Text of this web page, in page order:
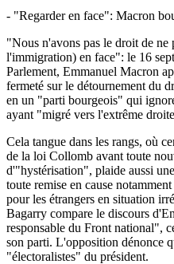
- "Regarder en face": Macron
"Nous n'avons pas le droit de ne
l'immigration) en face": le 16
Parlement, Emmanuel Macron
fermeté sur le détournement du
en un "parti bourgeois" qui
ayant "migré vers l'extrême
Cela tangue dans les rangs, où
de la loi Collomb avant toute
d'"hystérisation", plaide aussi
toute remise en cause
pour les étrangers en situation
Bagarry compare le discours
responsable du Front national",
son parti. L'opposition dénonce
"électoralistes" du président.